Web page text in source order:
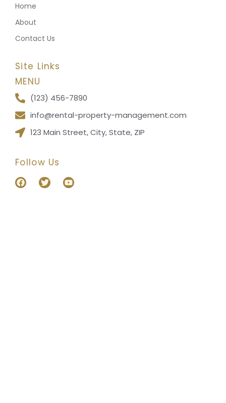
Home
About
Contact Us
Site Links
MENU
(123) 456-7890
info@rental-property-management.com
123 Main Street, City, State, ZIP
Follow Us